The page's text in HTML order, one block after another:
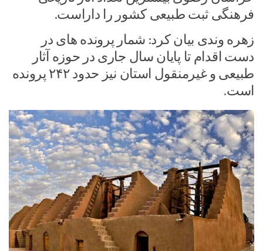
فرهنگی ثبت طبیعی کشور را داراست.
زهره وندی بیان کرد: شمار پرونده های در
دست اقدام تا پایان سال جاری در حوزه آثار
طبیعی و غیرمنقول استان نیز حدود ۲۴۲ پرونده
است.